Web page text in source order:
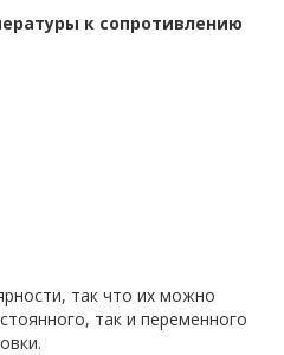
к сопротивлению
так что их можно
так и переменного